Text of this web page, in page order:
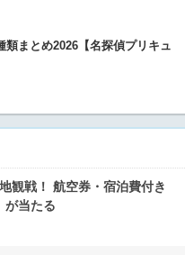
まとめ2026【名探偵プリキュ
観戦！ 航空券・宿泊費付き
が当たる